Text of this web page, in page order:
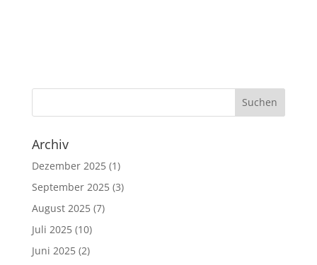
Archiv
Dezember 2025(1)
September 2025(3)
August 2025(7)
Juli 2025(10)
Juni 2025(2)